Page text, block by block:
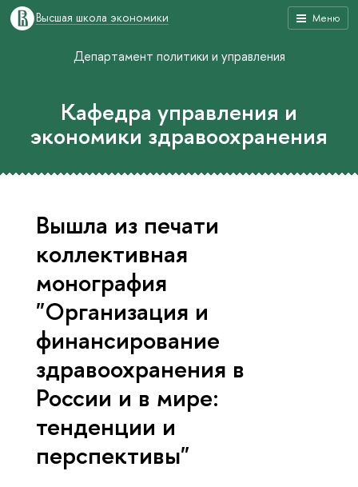
Меню
Высшая школа экономики
Департамент политики и управления
Кафедра управления и
экономики здравоохранения
Вышла из печати
коллективная
монография
"Организация и
финансирование
здравоохранения в
России и в мире:
тенденции и
перспективы"